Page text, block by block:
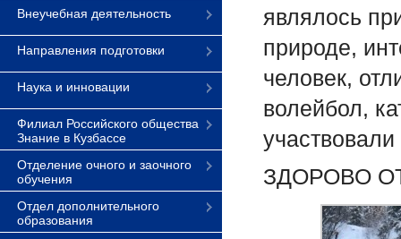
Внеучебная деятельность
Направления подготовки
Наука и инновации
Филиал Российского общества
Знание в Кузбассе
Отделение очного и заочного
обучения
Отдел дополнительного
образования
являлось
природе,
человек,
волейбол,
ЗДОРОВО